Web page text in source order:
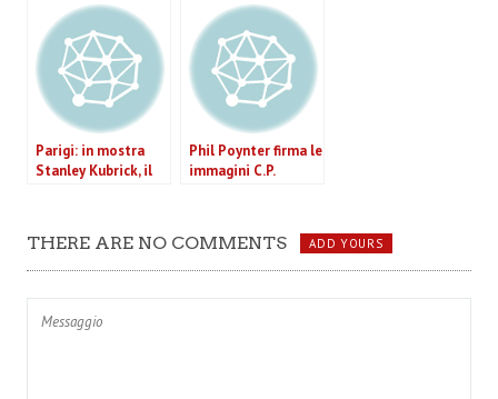
analizziamo i
compensi delle
modelle.
Parigi: in mostra
Stanley Kubrick, il
Phil Poynter firma le
immagini C.P.
THERE ARE NO COMMENTS ADD YOURS